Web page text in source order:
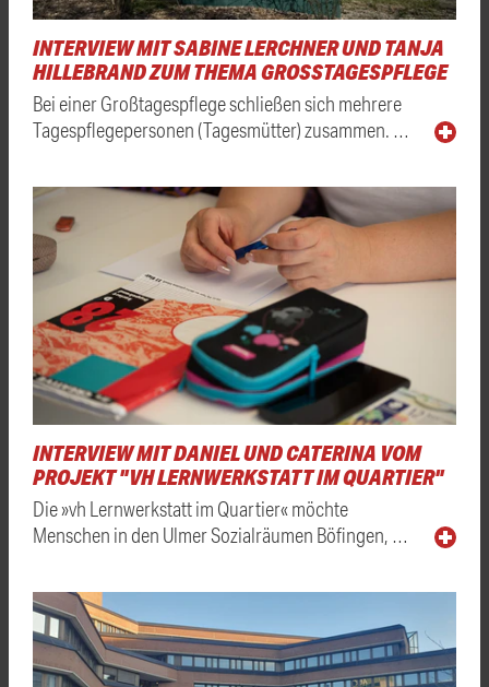
INTERVIEW MIT SABINE LERCHNER UND TANJA
HILLEBRAND ZUM THEMA GROSSTAGESPFLEGE
Bei einer Großtagespflege schließen sich mehrere
Tagespflegepersonen (Tagesmütter) zusammen. …
INTERVIEW MIT DANIEL UND CATERINA VOM
PROJEKT "VH LERNWERKSTATT IM QUARTIER"
Die »vh Lernwerkstatt im Quartier« möchte
Menschen in den Ulmer Sozialräumen Böfingen, …